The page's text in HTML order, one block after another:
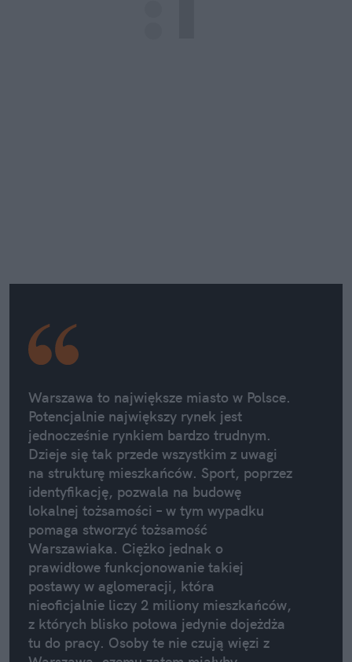
Warszawa to największe miasto w Polsce.
Potencjalnie największy rynek jest
jednocześnie rynkiem bardzo trudnym.
Dzieje się tak przede wszystkim z uwagi
na strukturę mieszkańców. Sport, poprzez
identyfikację, pozwala na budowę
lokalnej tożsamości – w tym wypadku
pomaga stworzyć tożsamość
Warszawiaka. Ciężko jednak o
prawidłowe funkcjonowanie takiej
postawy w aglomeracji, która
nieoficjalnie liczy 2 miliony mieszkańców,
z których blisko połowa jedynie dojeżdża
tu do pracy. Osoby te nie czują więzi z